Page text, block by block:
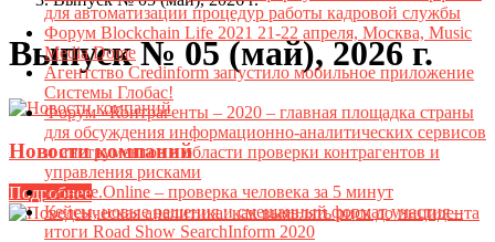
для автоматизации процедур работы кадровой службы
Форум Blockchain Life 2021 21-22 апреля, Москва, Music
Media Dome
Агентство Credinform запустило мобильное приложение
Системы Глобас!
Форум «Контрагенты – 2020 – главная площадка страны
для обсуждения информационно-аналитических сервисов
и инструментов в области проверки контрагентов и
управления рисками
Datame.Online – проверка человека за 5 минут
Кейсы, новые решения и смешанный формат участия –
итоги Road Show SearchInform 2020
Выпуск № 05 (май), 2026 г.
Новости компаний
Подробнее